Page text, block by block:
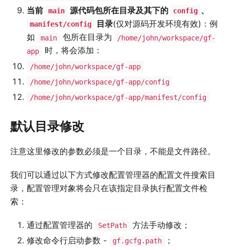
当前 main 源代码包所在目录及其下的 config 、
manifest/config 目录(仅对源码开发环境有效)：例
如
main 包所在目录为
/home/john/workspace/gf-
app
时，将会添加：
/home/john/workspace/gf-app
/home/john/workspace/gf-app/config
/home/john/workspace/gf-app/manifest/config
默认目录修改
注意这里修改的参数必须是一个目录，不能是文件路径。
我们可以通过以下方式修改配置管理器的配置文件搜索目
录，配置管理对象将会只在该指定目录执行配置文件检
索：
通过配置管理器的 SetPath
方法手动修改；
修改命令行启动参数 -
gf.gcfg.path
；